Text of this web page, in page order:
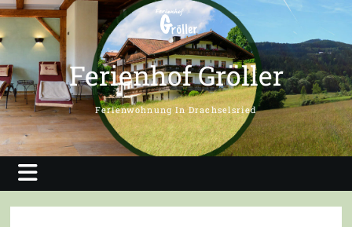
Skip
to
content
Ferienhof Gröller
Ferienwohnung In Drachselsried